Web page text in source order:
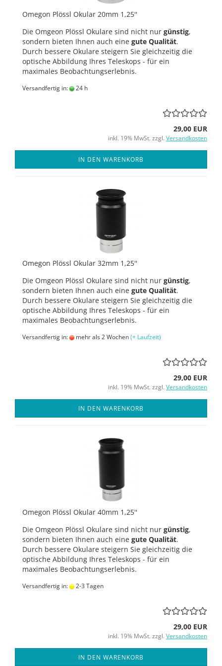
Omegon Plössl Okular 20mm 1,25''
Die Omgeon Plössl Okulare sind nicht nur günstig,
sondern bieten Ihnen auch eine gute Qualität.
Durch bessere Okulare steigern Sie gleichzeitig die
optische Abbildung Ihres Teleskops - für ein
maximales Beobachtungserlebnis.
Versandfertig in: 24 h
29,00 EUR
inkl. 19% MwSt. zzgl. Versandkosten
IN DEN WARENKORB
Omegon Plössl Okular 32mm 1,25''
Die Omgeon Plössl Okulare sind nicht nur günstig,
sondern bieten Ihnen auch eine gute Qualität.
Durch bessere Okulare steigern Sie gleichzeitig die
optische Abbildung Ihres Teleskops - für ein
maximales Beobachtungserlebnis.
Versandfertig in: mehr als 2 Wochen(+ Laufzeit)
29,00 EUR
inkl. 19% MwSt. zzgl. Versandkosten
IN DEN WARENKORB
Omegon Plössl Okular 40mm 1,25''
Die Omgeon Plössl Okulare sind nicht nur günstig,
sondern bieten Ihnen auch eine gute Qualität.
Durch bessere Okulare steigern Sie gleichzeitig die
optische Abbildung Ihres Teleskops - für ein
maximales Beobachtungserlebnis.
Versandfertig in: 2-3 Tagen
29,00 EUR
inkl. 19% MwSt. zzgl. Versandkosten
IN DEN WARENKORB